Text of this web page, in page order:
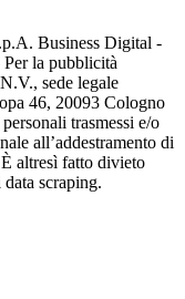
Business Digital -
la pubblicità
sede legale
46, 20093 Cologno
trasmessi e/o
all’addestramento di
altresì fatto divieto
scraping.